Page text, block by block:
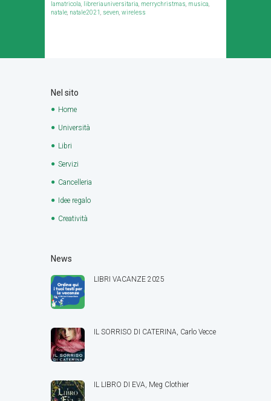
lamatricola, libreriauniversitaria, merrychristmas, musica,
natale, natale2021 , seven, wireless
Nel sito
Home
Università
Libri
Servizi
Cancelleria
Idee regalo
Creatività
News
LIBRI VACANZE 2025
IL SORRISO DI CATERINA, Carlo Vecce
IL LIBRO DI EVA, Meg Clothier